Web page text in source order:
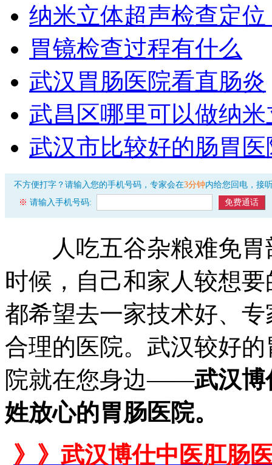
纳米立体超声检查定
胃镜检查过程有什么
武汉胃肠医院看直肠炎
武昌区哪里可以做纳
武汉市比较好的肠胃医
人吃五谷杂粮难免胃
时候，自己和家人较想
都希望去一家技术好、
合理的医院。武汉较好
院就在您身边——武汉博
姓放心的胃肠医院。
》》武汉博仕中医肛肠